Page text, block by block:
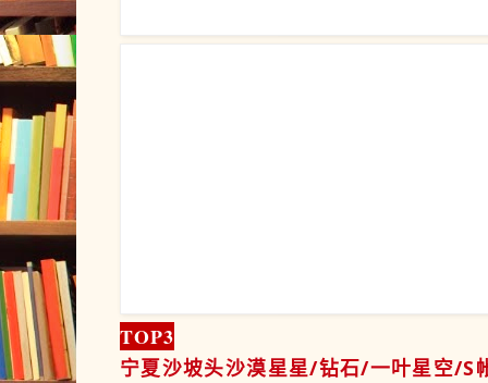
TOP3
宁夏沙坡头沙漠星星/钻石/一叶星空/S